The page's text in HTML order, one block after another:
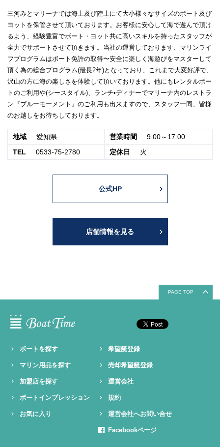
三河みとマリーナでは海上及び陸上にて大小様々なサイズのボート及び
ヨットを保管させて頂いております。お客様に安心して海で遊んで頂け
るよう、経験豊富でボート・ヨット共に高いスキルを持ったスタッフが
全力でサポートさせて頂きます。当社の運営しております、マリンライ
フプログラムはボート免許の取得〜安全に楽しく海遊びをマスターして
頂く為の総合プログラム(最長2年)となっており、これまで大変好評で、
沢山の方に海の楽しさを体験して頂いております。他にもレンタルボー
トのご利用や(シースタイル)、ランチ•ディナーでマリーナ内のレストラ
ン『ブルーモーメント』のご利用も出来ますので、スタッフ一同、皆様
のお越しをお待ちしております。
地域 愛知県 営業時間
9:00～17:00
TEL
0533-75-2780 定休日 火
公式HP
店舗情報を見る
PAGE TOP
ボートを探す
マリン用品を探す
加盟店を探す
ボートインプレッション
お気に入り
希望艇登録
売却希望艇登録
運営会社
規約
運営会社へお問い合せ
Facebookページ